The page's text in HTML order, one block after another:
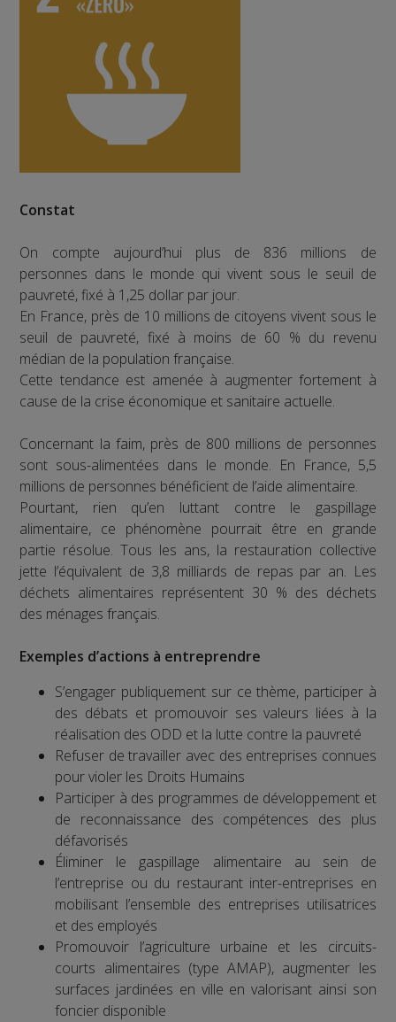
Constat
On compte aujourd’hui plus de 836 millions de
personnes dans le monde qui vivent sous le seuil de
pauvreté, fixé à 1,25 dollar par jour.
En France, près de 10 millions de citoyens vivent sous le
seuil de pauvreté, fixé à moins de 60 % du revenu
médian de la population française.
Cette tendance est amenée à augmenter fortement à
cause de la crise économique et sanitaire actuelle.
Concernant la faim, près de 800 millions de personnes
sont sous-alimentées dans le monde. En France, 5,5
millions de personnes bénéficient de l’aide alimentaire.
Pourtant, rien qu’en luttant contre le gaspillage
alimentaire, ce phénomène pourrait être en grande
partie résolue. Tous les ans, la restauration collective
jette l’équivalent de 3,8 milliards de repas par an. Les
déchets alimentaires représentent 30 % des déchets
des ménages français.
Exemples d’actions à entreprendre
S’engager publiquement sur ce thème, participer à
des débats et promouvoir ses valeurs liées à la
réalisation des ODD et la lutte contre la pauvreté
Refuser de travailler avec des entreprises connues
pour violer les Droits Humains
Participer à des programmes de développement et
de reconnaissance des compétences des plus
défavorisés
Éliminer le gaspillage alimentaire au sein de
l’entreprise ou du restaurant inter-entreprises en
mobilisant l’ensemble des entreprises utilisatrices
et des employés
Promouvoir l’agriculture urbaine et les circuits-
courts alimentaires (type AMAP), augmenter les
surfaces jardinées en ville en valorisant ainsi son
foncier disponible